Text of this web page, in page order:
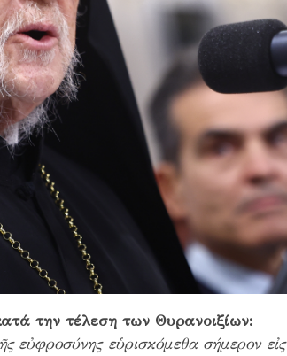
την τέλεση των Θυρανοιξίων:
εὐφροσύνης εὑρισκόμεθα σήμερον